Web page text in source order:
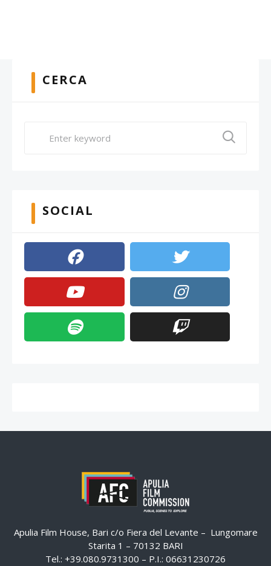
CERCA
SOCIAL
Apulia Film House, Bari c/o Fiera del Levante – Lungomare
Starita 1 – 70132 BARI
Tel.: +39.080.9731300 – P.I.: 06631230726